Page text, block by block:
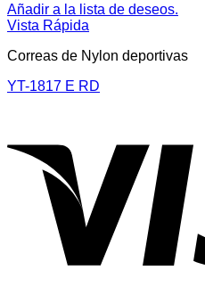
Añadir a la lista de deseos.
Vista Rápida
Correas de Nylon deportivas
YT-1817 E RD